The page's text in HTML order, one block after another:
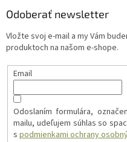
Odoberať newsletter
Vložte svoj e-mail a my Vám
produktoch na našom e-shope.
Email
Odoslaním formulára,
mailu, udeľujem súhlas so
s podmienkami ochrany